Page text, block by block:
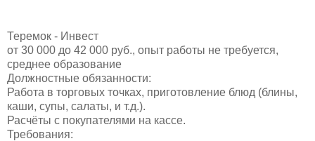
Теремок - Инвест
от 30 000 до 42 000 руб., опыт работы не требуется,
среднее образование
Должностные обязанности:
Работа в торговых точках, приготовление блюд (блины,
каши, супы, салаты, и т.д.).
Расчёты с покупателями на кассе.
Требования: